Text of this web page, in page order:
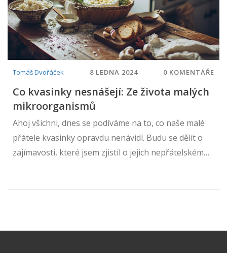
Tomáš Dvořáček 8 LEDNA 2024 0 KOMENTÁŘE
Co kvasinky nesnášejí: Ze života malých
mikroorganismů
Ahoj všichni, dnes se podíváme na to, co naše malé
přátele kvasinky opravdu nenávidí. Budu se dělit o
zajímavosti, které jsem zjistil o jejich nepřátelském